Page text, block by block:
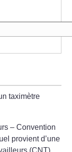
taximètre
– Convention
provient d’une
(CNT)